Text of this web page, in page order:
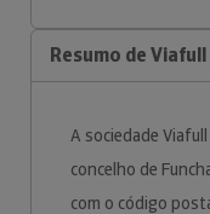
Resumo de
A sociedade
concelho de
com o código